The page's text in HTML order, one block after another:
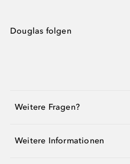
Douglas folgen
Weitere Fragen?
Weitere Informationen